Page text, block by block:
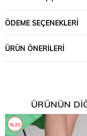
ÖDEME SEÇENEKLERI
ÜRÜN ÖNERILERI
ÜRÜNÜN
%25